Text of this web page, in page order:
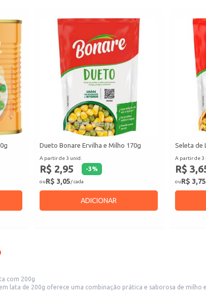
Dueto Bonare Ervilha e Milho 170g
A partir de 3 unid.
R$ 2,95 -3%
ouR$ 3,05/ cada
ADICIONAR
Seleta de
A partir de 3
R$
ouR$ 3,75
com 200g
uma combinação prática e saborosa de milho e ervilha, ideal para diversas ocasiões. A embalagem em lata